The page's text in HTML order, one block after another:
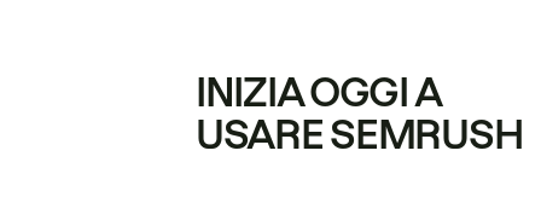
INIZIA OGGI A
USARE SEMRUSH